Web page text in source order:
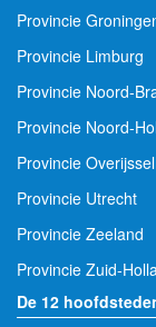
Provincie
Provincie Limburg
Provincie Noord-
Provincie Noord-
Provincie Overijssel
Provincie Utrecht
Provincie Zeeland
Provincie Zuid-
De 12